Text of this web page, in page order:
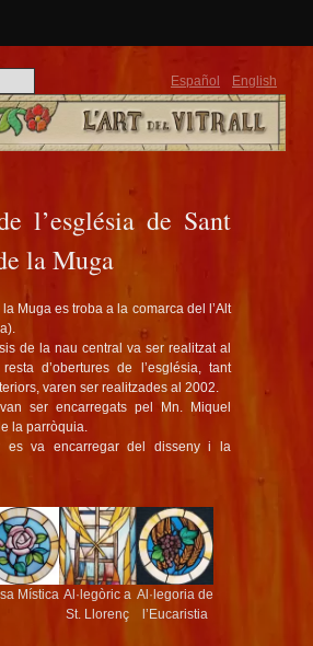
Español English
l’església de Sant
la Muga
Muga es troba a la comarca del l’Alt
de la nau central va ser realitzat al
d’obertures de l’església, tant
varen ser realitzades al 2002.
ser encarregats pel Mn. Miquel
la parròquia.
es va encarregar del disseny i la
Mística Al·legòric a
St. Llorenç
Al·legoria de
l’Eucaristia